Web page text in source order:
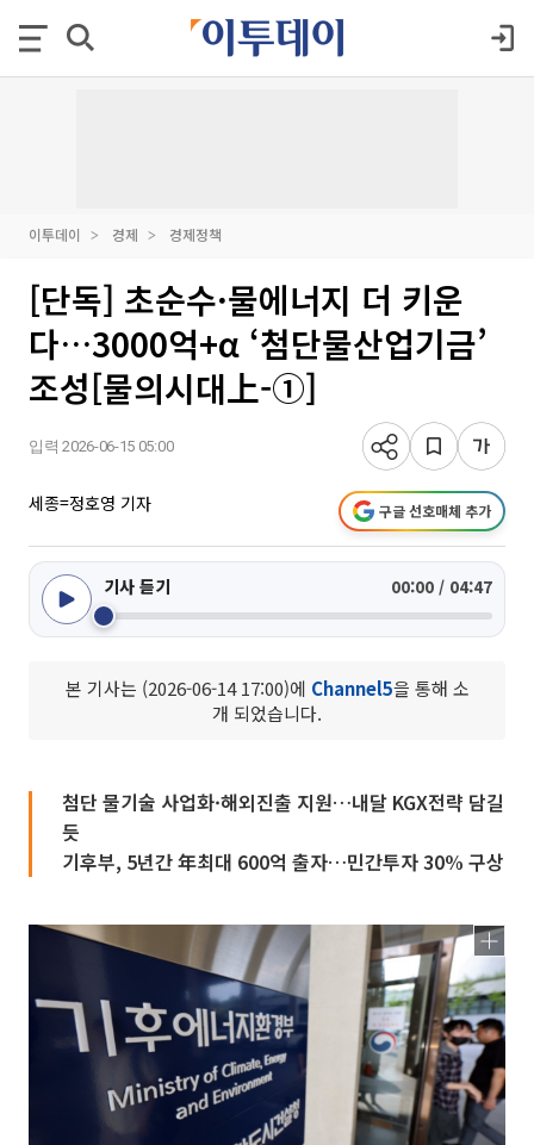
이투데이 경제 경제정책
[단독] 초순수·물에너지 더 키운
다…3000억+α ‘첨단물산업기금’
조성[물의시대上-①]
입력 2026-06-15 05:00
세종=정호영 기자 구글 선호매체 추가
기사 듣기 00:00 / 04:47
본 기사는 (2026-06-14 17:00)에 Channel5을 통해 소
개 되었습니다.
첨단 물기술 사업화·해외진출 지원…내달 KGX전략 담길
듯
기후부, 5년간 年최대 600억 출자…민간투자 30% 구상